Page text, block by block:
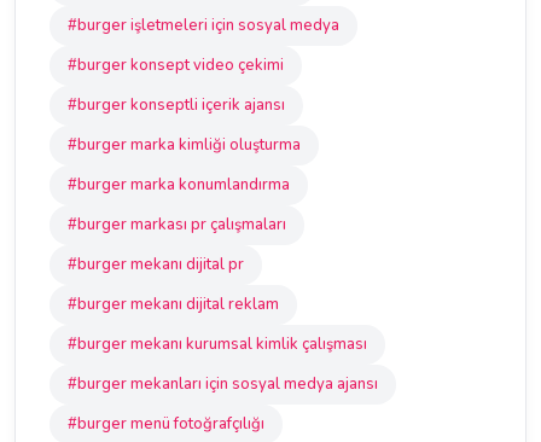
#burger işletmeleri için sosyal medya
#burger konsept video çekimi
#burger konseptli içerik ajansı
#burger marka kimliği oluşturma
#burger marka konumlandırma
#burger markası pr çalışmaları
#burger mekanı dijital pr
#burger mekanı dijital reklam
#burger mekanı kurumsal kimlik çalışması
#burger mekanları için sosyal medya ajansı
#burger menü fotoğrafçılığı